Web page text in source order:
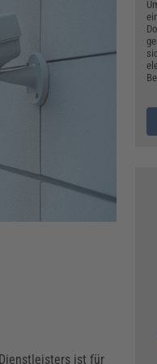
& Haustechnik
&
(AKADEMIE
ist für